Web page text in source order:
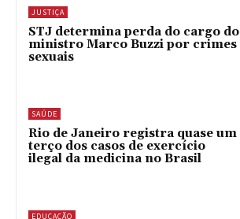
JUSTIÇA
STJ determina perda do cargo do
ministro Marco Buzzi por crimes
sexuais
SAÚDE
Rio de Janeiro registra quase um
terço dos casos de exercício
ilegal da medicina no Brasil
EDUCAÇÃO